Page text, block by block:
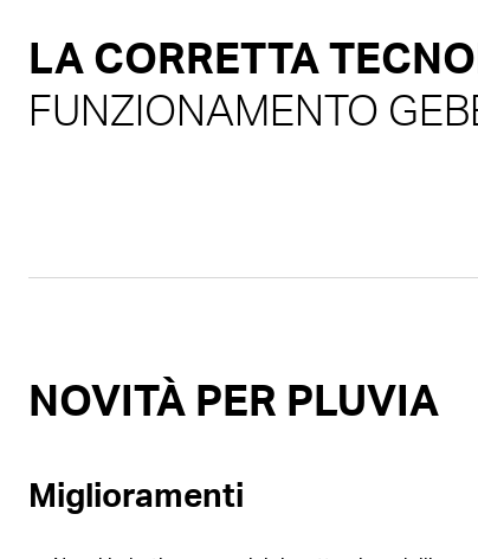
LA CORRETTA
FUNZIONAMENTO
NOVITÀ PER PLUVIA
Miglioramenti